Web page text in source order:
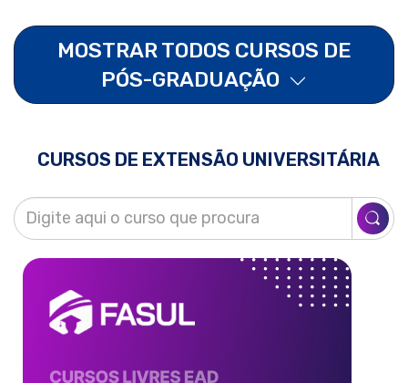
MOSTRAR TODOS CURSOS DE
PÓS-GRADUAÇÃO
CURSOS DE EXTENSÃO UNIVERSITÁRIA